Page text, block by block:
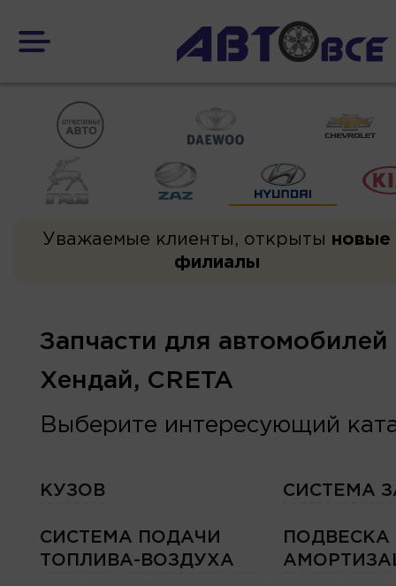
Уважаемые клиенты, открыты новые
филиалы
Запчасти для
Хендай, CRETA
Выберите интересующий
КУЗОВ СИСТЕМА
СИСТЕМА ПОДАЧИ
ТОПЛИВА-ВОЗДУХА
ПОДВЕСКА